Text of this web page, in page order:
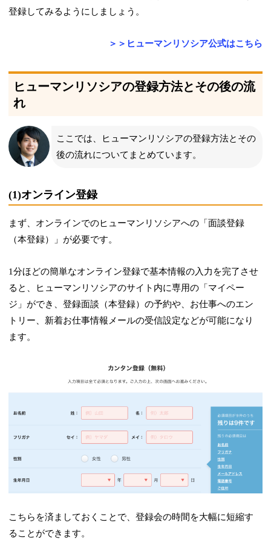
登録してみるようにしましょう。
＞＞ヒューマンリソシア公式はこちら
ヒューマンリソシアの登録方法とその後の流
れ
ここでは、ヒューマンリソシアの登録方法とその
後の流れについてまとめています。
(1)オンライン登録
まず、オンラインでのヒューマンリソシアへの「面談登録
（本登録）」が必要です。
1分ほどの簡単なオンライン登録で基本情報の入力を完了させ
ると、ヒューマンリソシアのサイト内に専用の「マイペー
ジ」ができ、登録面談（本登録）の予約や、お仕事へのエン
トリー、新着お仕事情報メールの受信設定などが可能になり
ます。
こちらを済ましておくことで、登録会の時間を大幅に短縮す
ることができます。